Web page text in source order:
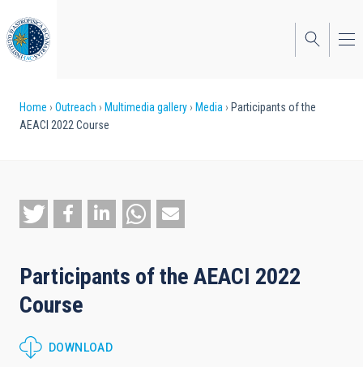
to
main
content
Breadcrumb
Home Outreach Multimedia gallery Media
Participants of the
AEACI 2022 Course
Participants of the AEACI 2022
Course
DOWNLOAD